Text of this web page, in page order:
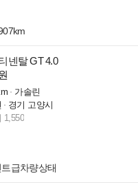
넨탈 GT 4.0
가솔린
경기 고양시
1,550
급차량상태